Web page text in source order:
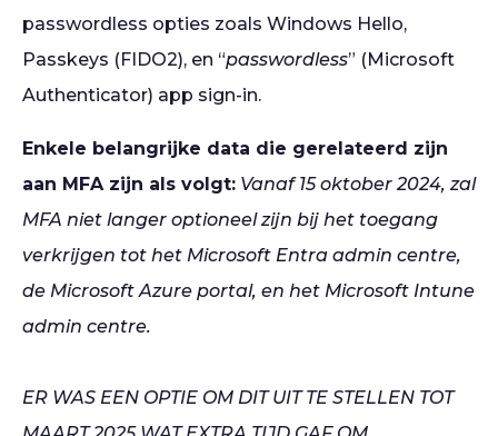
passwordless opties zoals Windows Hello,
Passkeys (FIDO2), en “passwordless” (Microsoft
Authenticator) app sign-in.
Enkele belangrijke data die gerelateerd zijn
aan MFA zijn als volgt: Vanaf 15 oktober 2024, zal
MFA niet langer optioneel zijn bij het toegang
verkrijgen tot het Microsoft Entra admin centre,
de Microsoft Azure portal, en het Microsoft Intune
admin centre.
ER WAS EEN OPTIE OM DIT UIT TE STELLEN TOT